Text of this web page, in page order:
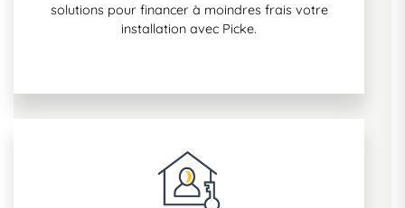
solutions pour financer à moindres frais votre
installation avec Picke.